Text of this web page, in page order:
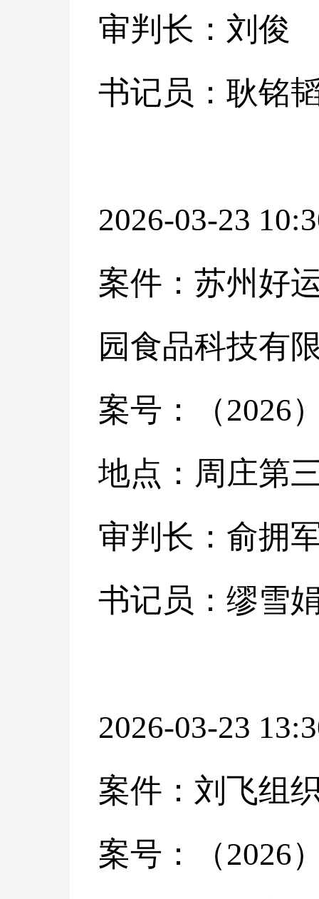
审判长：刘俊
书记员：耿铭
2026-03-23
案件：苏州好
园食品科技有
案号：（2026
地点：周庄第
审判长：俞拥
书记员：缪雪
2026-03-23
案件：刘飞组
案号：（2026